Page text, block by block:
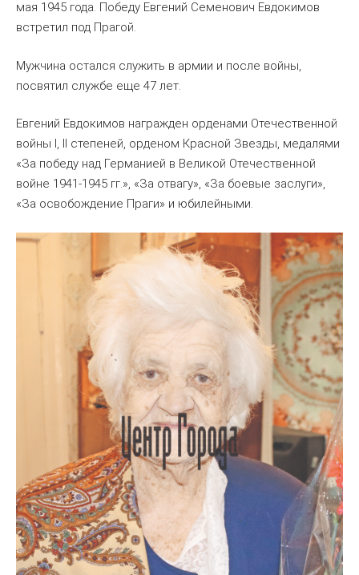
мая 1945 года. Победу Евгений Семенович Евдокимов
встретил под Прагой.
Мужчина остался служить в армии и после войны,
посвятил службе еще 47 лет.
Евгений Евдокимов награжден орденами Отечественной
войны I, II степеней, орденом Красной Звезды, медалями
«За победу над Германией в Великой Отечественной
войне 1941-1945 гг.», «За отвагу», «За боевые заслуги»,
«За освобождение Праги» и юбилейными.